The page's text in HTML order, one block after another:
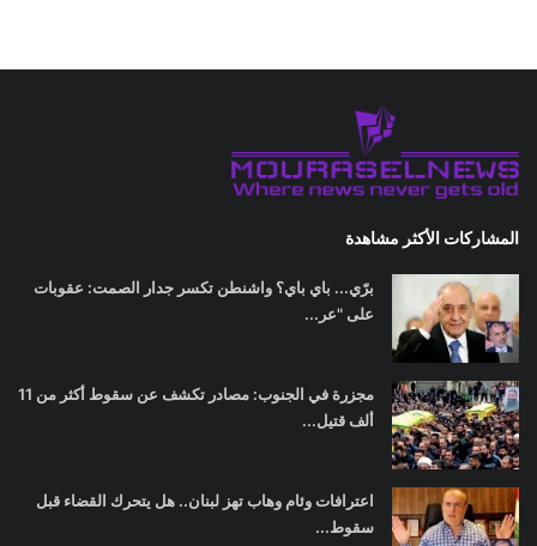
المشاركات الأكثر مشاهدة
برّي... باي باي؟ واشنطن تكسر جدار الصمت: عقوبات
على "عر...
مجزرة في الجنوب: مصادر تكشف عن سقوط أكثر من 11
ألف قتيل...
اعترافات وئام وهاب تهز لبنان.. هل يتحرك القضاء قبل
سقوط...